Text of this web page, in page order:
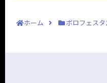
ホーム ボロフェスタ